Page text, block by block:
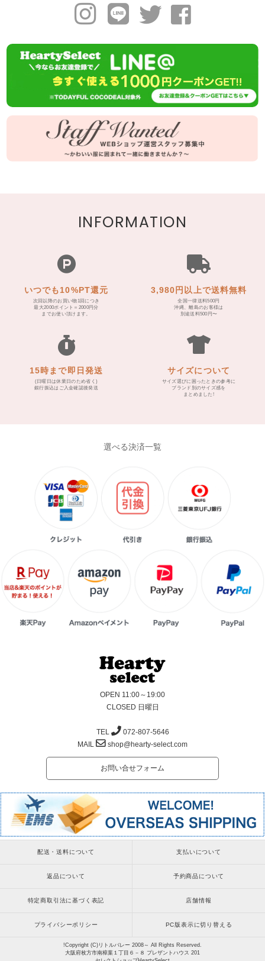
INFORMATION
いつでも10%PT還元
次回以降のお買い物1回につき
最大2000ポイント＝2000円分
までお使い頂けます。
3,980円以上で送料無料
全国一律送料500円
沖縄、離島のお客様は
別途送料500円〜
15時まで即日発送
(日曜日は休業日のため省く)
銀行振込はご入金確認後発送
サイズについて
サイズ選びに困ったときの参考に
ブランド別のサイズ感を
まとめました!
選べる決済一覧
OPEN 11:00～19:00
CLOSED 日曜日
TEL
072-807-5646
MAIL
shop@hearty-select.com
お問い合せフォーム
配送・送料について 支払いについて
返品について 予約商品について
特定商取引法に基づく表記 店舗情報
プライバシーポリシー PC版表示に切り替える
!Copyright (C)リトルバレー 2008～ All Rights Reserved.
大阪府枚方市南樟葉１丁目６－８ プレザントハウス 201